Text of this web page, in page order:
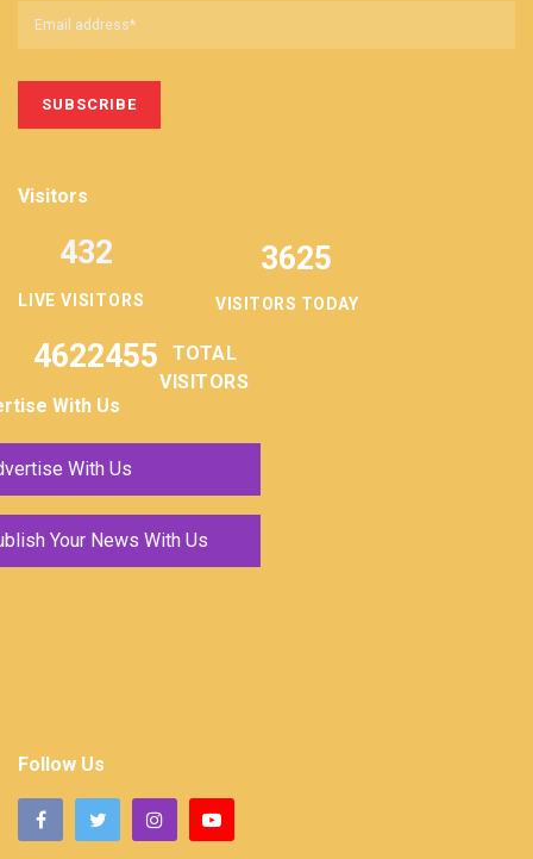
Visitors
LIVE VISITORS
432 3625
VISITORS TODAY
4622455
TOTAL
VISITORS
With Us
With Us
Your News With Us
Follow Us